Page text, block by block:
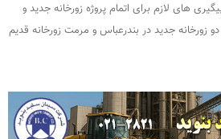
های لازم برای اتمام پروژه زورخانه جدید و
زورخانه جدید در بندرعباس و مرمت زورخانه قدیم